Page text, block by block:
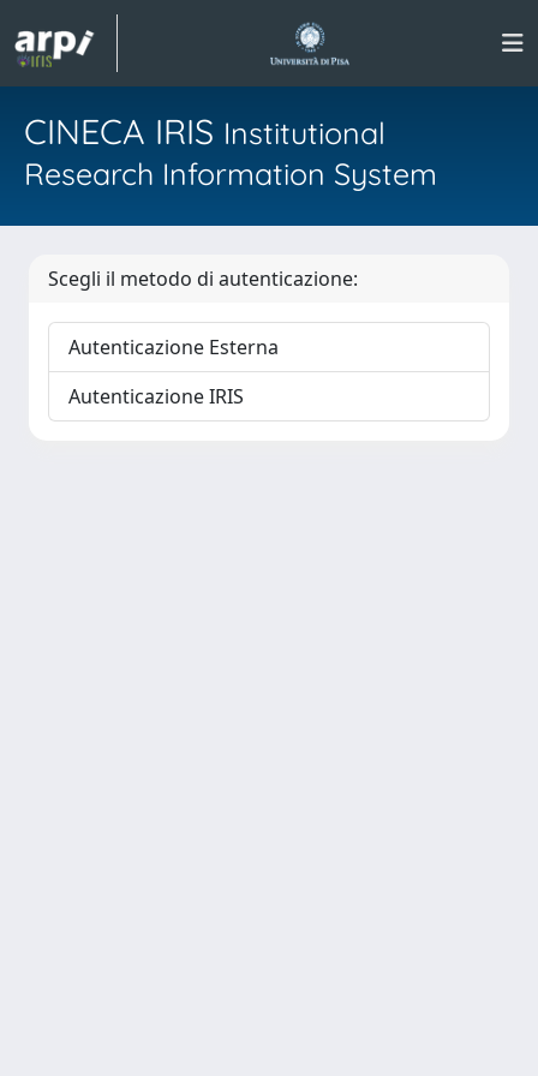
CINECA IRIS Institutional
Research Information System
Scegli il metodo di autenticazione:
Autenticazione Esterna
Autenticazione IRIS